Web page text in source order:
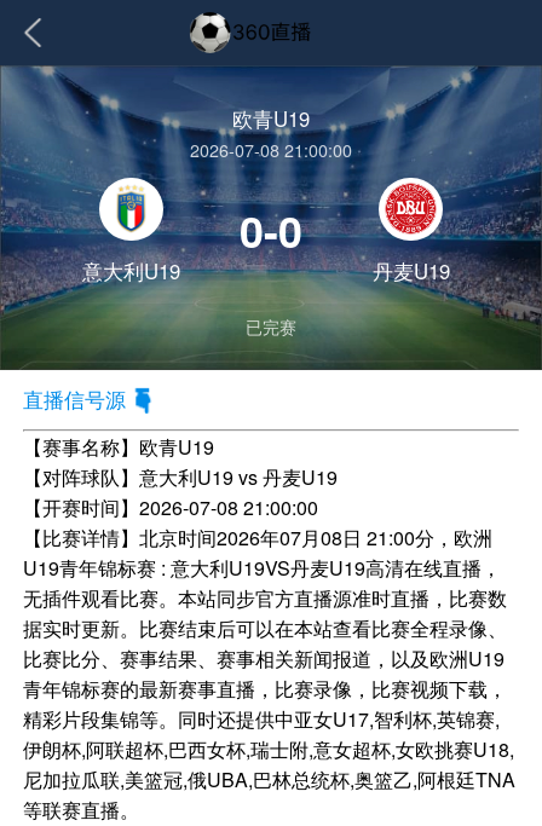
欧青U19
2026-07-08 21:00:00
意大利U19
0-0
丹麦U19
已完赛
直播信号源
【赛事名称】 欧青U19
【对阵球队】意大利U19 vs 丹麦U19
【开赛时间】2026-07-08 21:00:00
【比赛详情】北京时间2026年07月08日 21:00分，欧洲
U19青年锦标赛 : 意大利U19VS丹麦U19高清在线直播，
无插件观看比赛。本站同步官方直播源准时直播，比赛数
据实时更新。比赛结束后可以在本站查看比赛全程录像、
比赛比分、赛事结果、赛事相关新闻报道，以及欧洲U19
青年锦标赛的最新赛事直播，比赛录像，比赛视频下载，
精彩片段集锦等。同时还提供中亚女U17,智利杯,英锦赛,
伊朗杯,阿联超杯,巴西女杯,瑞士附,意女超杯,女欧挑赛U18,
尼加拉瓜联,美篮冠,俄UBA,巴林总统杯,奥篮乙,阿根廷TNA
等联赛直播。